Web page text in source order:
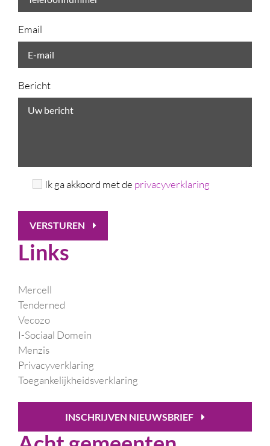
Email
Bericht
Ik ga akkoord met de privacyverklaring
VERSTUREN
Links
Mercell
Tenderned
Vecozo
I-Sociaal Domein
Menzis
Privacyverklaring
Toegankelijkheidsverklaring
INSCHRIJVEN NIEUWSBRIEF